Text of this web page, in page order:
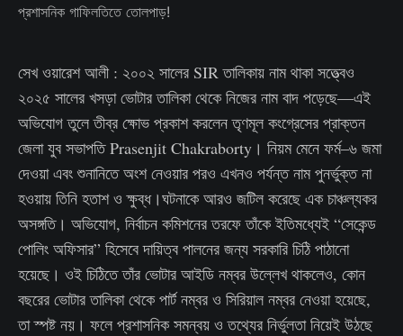
সেখ ওয়ারেশ আলী : ২০০২ সালের SIR তালিকায় নাম থাকা সত্ত্বেও
২০২৫ সালের খসড়া ভোটার তালিকা থেকে নিজের নাম বাদ পড়েছে—এই
অভিযোগ তুলে তীব্র ক্ষোভ প্রকাশ করলেন তৃণমূল কংগ্রেসের প্রাক্তন
জেলা যুব সভাপতি Prasenjit Chakraborty। নিয়ম মেনে ফর্ম–৬ জমা
দেওয়া এবং শুনানিতে অংশ নেওয়ার পরও এখনও পর্যন্ত নাম পুনর্ভুক্ত না
হওয়ায় তিনি হতাশ ও ক্ষুব্ধ।ঘটনাকে আরও জটিল করেছে এক চাঞ্চল্যকর
অসঙ্গতি। অভিযোগ, নির্বাচন কমিশনের তরফে তাঁকে ইতিমধ্যেই “সেকেন্ড
পোলিং অফিসার” হিসেবে দায়িত্ব পালনের জন্য সরকারি চিঠি পাঠানো
হয়েছে। ওই চিঠিতে তাঁর ভোটার আইডি নম্বর উল্লেখ থাকলেও, কোন
বছরের ভোটার তালিকা থেকে পার্ট নম্বর ও সিরিয়াল নম্বর নেওয়া হয়েছে,
তা স্পষ্ট নয়। ফলে প্রশাসনিক সমন্বয় ও তথ্যের নির্ভুলতা নিয়েই উঠছে